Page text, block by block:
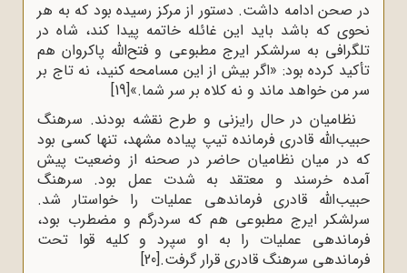
در صحن ادامه داشت. دستور از مرکز رسیده بود که به هر
نحوى که باشد باید این غائله خاتمه پیدا کند، شاه در
تلگرافی به سرلشکر ایرج مطبوعى و فتح‌الله پاکروان هم
تأکید کرده بود: «اگر بیش از این مسامحه کنید، نه تاج بر
سر من خواهد ماند و نه کلاه بر سر شما.»[19]
نظامیان در حال رایزنى و طرح نقشه بودند. سرهنگ
حبیب‌الله قادرى فرمانده تیپ پیاده مشهد، تنها کسى بود
که در میان نظامیان حاضر در صحنه از وضعیت پیش
آمده خرسند و معتقد به شدت عمل بود. سرهنگ
حبیب‌الله قادری فرماندهى عملیات را خواستار شد.
سرلشکر ایرج مطبوعی هم که سردرگم و مضطرب بود،
فرماندهى عملیات را به او سپرد و کلیه‌ قوا تحت
فرماندهى سرهنگ قادرى قرار گرفت.[20]